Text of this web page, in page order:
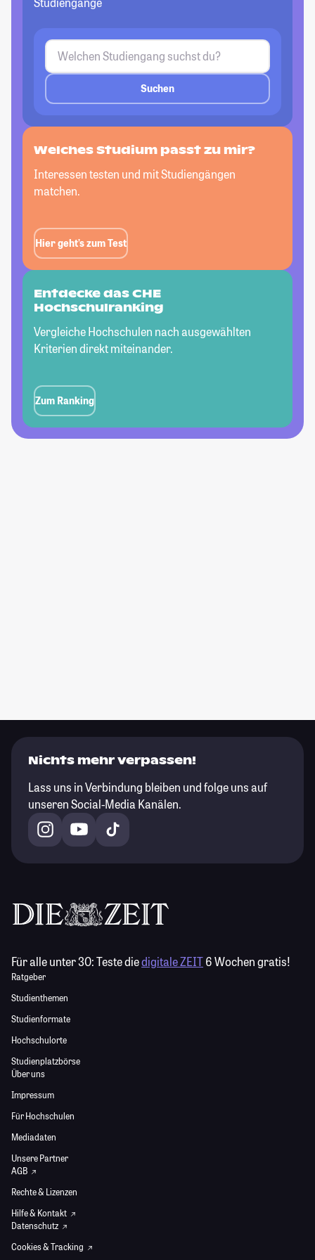
Suchen
Welches Studium passtzu mir?
Interessen testen und mit Studiengängen
matchen.
Hier geht’s zum Test
Entdecke das CHE
Hochschulranking
Vergleiche Hochschulen nach ausgewählten
Kriterien direkt miteinander.
Zum Ranking
Nichts mehr verpassen!
Lass uns in Verbindung bleiben und folge uns auf
unseren Social-Media Kanälen.
Für alle unter 30:Teste diedigitale ZEIT6 Wochen gratis!
Ratgeber
Studienthemen
Studienformate
Hochschulorte
Studienplatzbörse
Über uns
Impressum
Für Hochschulen
Mediadaten
Unsere Partner
AGB
Rechte & Lizenzen
Hilfe & Kontakt
Datenschutz
Cookies & Tracking